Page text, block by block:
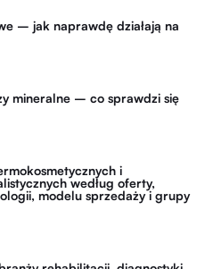
– jak naprawdę działają na
mineralne – co sprawdzi się
i
według oferty,
modelu sprzedaży i grupy